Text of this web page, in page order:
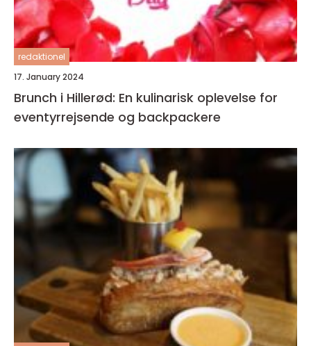
redaktionel
17. January 2024
Brunch i Hillerød: En kulinarisk oplevelse for
eventyrrejsende og backpackere